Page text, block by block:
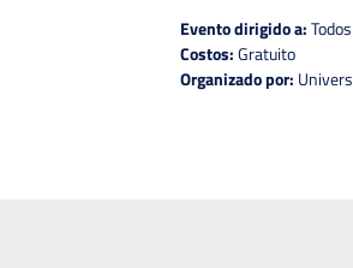
Evento dirigido a:Todos
Costos:Gratuito
Organizado por: